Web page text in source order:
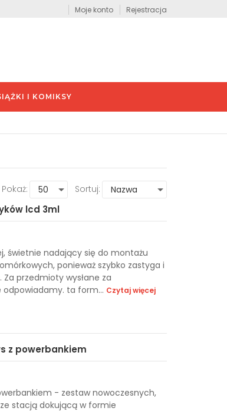
Moje konto Rejestracja
I KOMIKSY
Sortuj:
Pokaż:
lcd 3ml
świetnie nadający się do montażu
ponieważ szybko zastyga i
przedmioty wysłane za
ta form... Czytaj więcej
z powerbankiem
- zestaw nowoczesnych,
stacją dokującą w formie